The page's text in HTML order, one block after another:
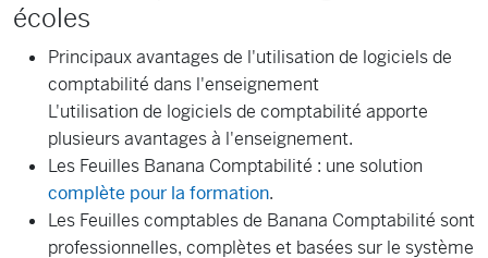
écoles
Principaux avantages de l'utilisation de logiciels de
comptabilité dans l'enseignement
L'utilisation de logiciels de comptabilité apporte
plusieurs avantages à l'enseignement.
Les Feuilles Banana Comptabilité : une solution
complète pour la formation.
Les Feuilles comptables de Banana Comptabilité sont
professionnelles, complètes et basées sur le système